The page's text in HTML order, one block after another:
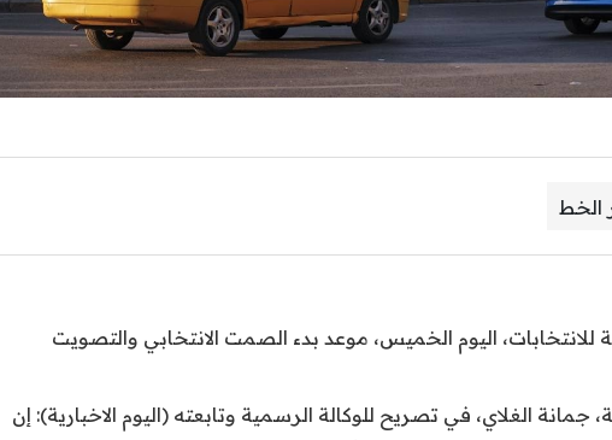
الخط
للانتخابات، اليوم الخميس، موعد بدء الصمت الانتخابي والتصويت
الغلاي، في تصريح للوكالة الرسمية وتابعته (اليوم الاخبارية): إن